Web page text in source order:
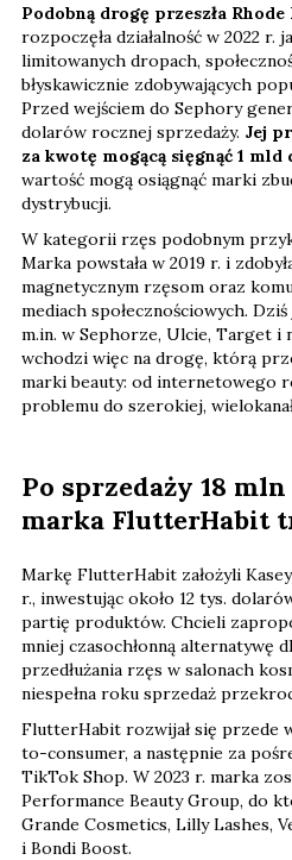
Podobną drogę przeszła
rozpoczęła działalność w 2022 r.
limitowanych dropach,
błyskawicznie zdobywających
Przed wejściem do Sephory
dolarów rocznej sprzedaży. Jej
za kwotę mogącą sięgnąć 1 mld
wartość mogą osiągnąć marki
dystrybucji.
W kategorii rzęs podobnym
Marka powstała w 2019 r. i
magnetycznym rzęsom oraz
mediach społecznościowych.
m.in. w Sephorze, Ulcie, Target i
wchodzi więc na drogę, którą
marki beauty: od internetowego
problemu do szerokiej,
Po sprzedaży 18
marka FlutterHabit
Markę FlutterHabit założyli
r., inwestując około 12 tys.
partię produktów. Chcieli
mniej czasochłonną alternatywę
przedłużania rzęs w salonach
niespełna roku sprzedaż
FlutterHabit rozwijał się przede
to-consumer, a następnie za
TikTok Shop. W 2023 r. marka
Performance Beauty Group, do
Grande Cosmetics, Lilly Lashes,
i Bondi Boost.